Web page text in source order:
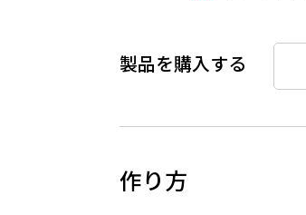
製品を購入する
作り方